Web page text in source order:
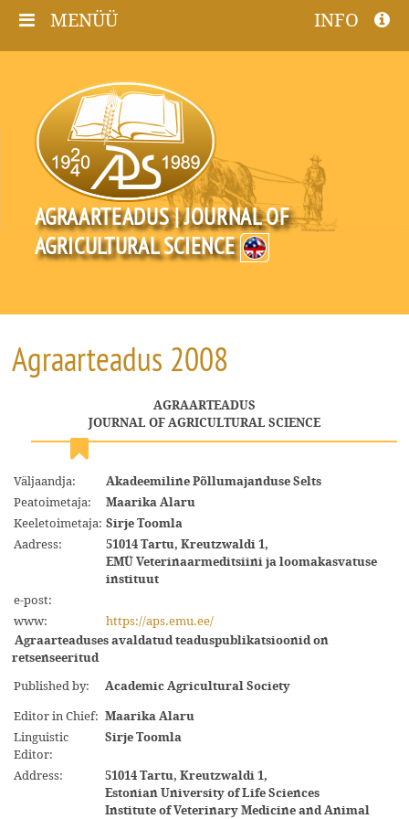
MENÜÜ INFO
AGRAARTEADUS | JOURNAL OF
AGRICULTURAL SCIENCE
Agraarteadus 2008
AGRAARTEADUS
JOURNAL OF AGRICULTURAL SCIENCE
Väljaandja: Akadeemiline Põllumajanduse Selts
Peatoimetaja: Maarika Alaru
Keeletoimetaja: Sirje Toomla
Aadress:
51014 Tartu, Kreutzwaldi 1,
EMÜ Veterinaarmeditsiini ja loomakasvatuse
instituut
e-post:
www:
https://aps.emu.ee/
Agraarteaduses avaldatud teaduspublikatsioonid on
retsenseeritud
Published by: Academic Agricultural Society
Editor in Chief: Maarika Alaru
Linguistic
Editor:
Sirje Toomla
Address:
51014 Tartu, Kreutzwaldi 1,
Estonian University of Life Sciences
Institute of Veterinary Medicine and Animal